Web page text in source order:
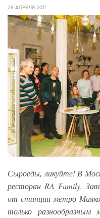
25 АПРЕЛЯ 2017
Сыроеды, ликуйте! В
ресторан RA Family.
от станции метро
только